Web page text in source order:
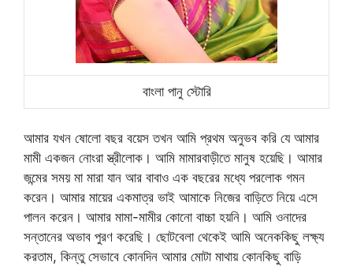
বাংলা পানু স্টোরি
আমার যখন ষোলো বছর বয়েস তখন আমি প্রথম অনুভব করি যে আমার
মামী একজন নোংরা স্ত্রীলোক। আমি মামারবাড়ীতে মানুষ হয়েছি। আমার
জন্মের সময় মা মারা যান আর বাবাও এক বছরের মধ্যে পরলোক গমন
করেন। আমার মায়ের একমাত্র ভাই আমাকে নিজের বাড়িতে নিয়ে এসে
পালন করেন। আমার মামা-মামীর কোনো বাচ্চা হয়নি। আমি ওনাদের
সন্তানের অভাব পুরণ করেছি। ছোটবেলা থেকেই আমি অনেককিছু লক্ষ্য
করতাম, কিন্তু সেভাবে কোনদিন আমার মোটা মাথায় কোনকিছু বাড়ি